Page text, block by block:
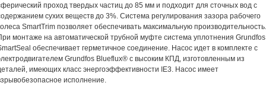
проход твердых частиц до 85 мм и подходит для сточных вод с
сухих веществ до 3%. Система регулирования зазора рабочего
SmartTrim позволяет обеспечивать максимальную производительность.
монтаже на автоматической трубной муфте система уплотнения Grundfos
обеспечивает герметичное соединение. Насос идет в комплекте с
Grundfos Blueflux® с высоким КПД, изготовленным из
имеющих класс энергоэффективности IE3. Насос имеет
исполнение.